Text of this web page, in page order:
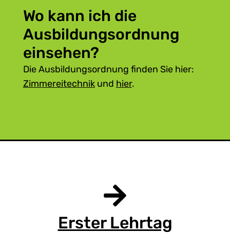
Wo kann ich die
Ausbildungsordnung
einsehen?
Die Ausbildungsordnung finden Sie hier:
Zimmereitechnikund hier.
Erster Lehrtag